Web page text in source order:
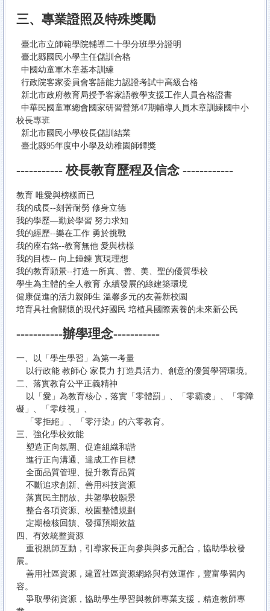
三、專業證照及特殊獎勵
臺北市立師範學院輔導二十學分班學分證明
臺北縣國民小學主任儲訓合格
中國幼童軍木章基本訓練
行政院客家委員會客語能力認證考試中高級合格
新北市政府教育局授予客家語教學支援工作人員合格證書
中華民國童軍總會國家研習營第47期輔導人員木章訓練國中小
校長專班
新北市國民小學校長儲訓結業
臺北縣95年度中小學及幼稚園師鐸獎
-----------校長教育歷程及信念 ------------
教育 唯愛與榜樣而已
我的成長--刻苦耐勞 修身立德
我的學歷—勤於學習 努力求知
我的經歷--樂在工作 勇於挑戰
我的座右銘--教育無他 愛與榜樣
我的目標-- 向上錘鍊 實現理想
我的教育願景--打造一所真、善、美、聖的優質學校
學生為主體的全人教育 永續發展的綠建築環境
健康促進的活力親師生 溫馨多元的友善新校園
培育具社會關懷的現代好國民 培植具國際素養的未來新公民
-----------辦學理念-----------
一、以「學生學習」為第一考量
以行政能 教師心 家長力 打造具活力、創意的優質學習環境。
二、落實教育公平正義精神
以「愛」為教育核心，落實「零體罰」、「零霸凌」、「零障
礙」、「零歧視」、
「零拒絕」、「零汙染」的六零教育。
三、強化學校效能
塑造正向氛圍、促進組織和諧
進行正向溝通、達成工作目標
全面品質管理、提升教育品質
不斷追求創新、善用科技資源
落實民主開放、共塑學校願景
整合各項資源、校園整體規劃
定期檢核回饋、發揮預期效益
四、有效統整資源
重視親師互動，引導家長正向參與與多元配合，協助學校發
展。
善用社區資源，建置社區資源網絡與有效運作，豐富學習內
容。
爭取學術資源，協助學生學習與教師專業支援，精進教師專